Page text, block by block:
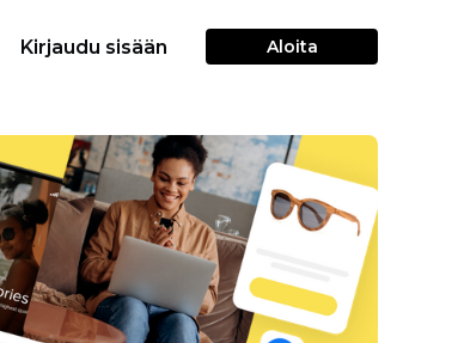
Kirjaudu sisään Aloita